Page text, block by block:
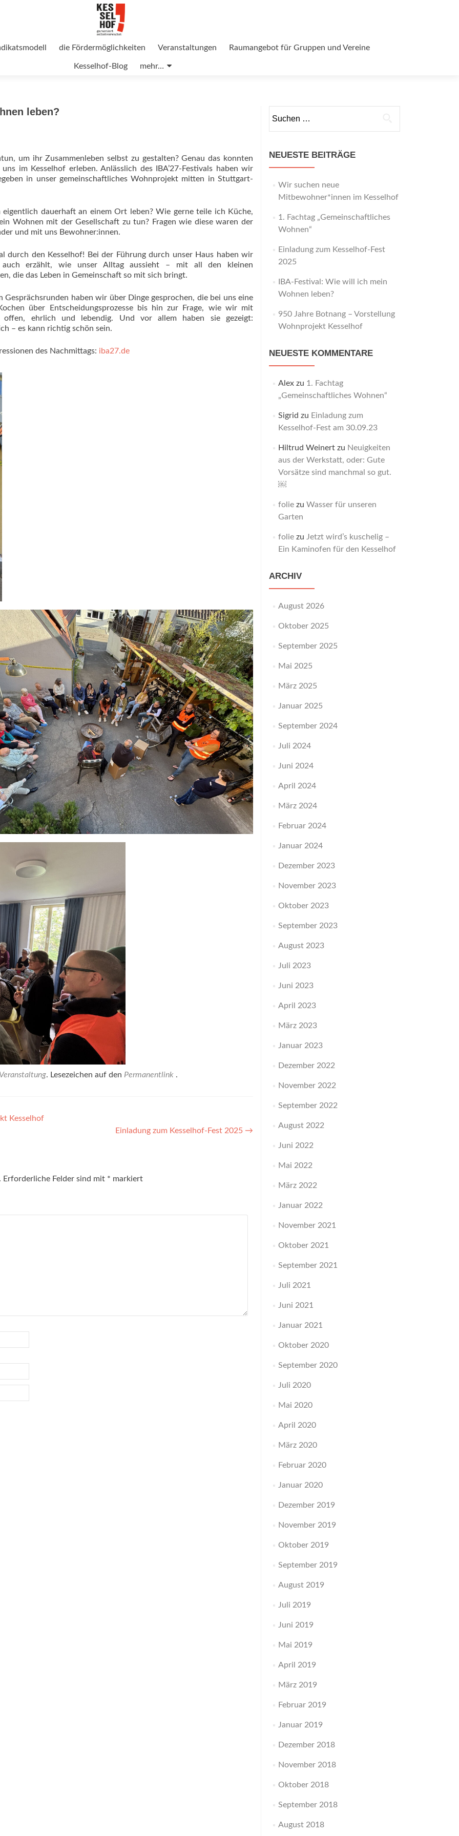
die Fördermöglichkeiten Veranstaltungen Raumangebot für Gruppen und Vereine
Kesselhof-Blog mehr…
leben?
um ihr Zusammenleben selbst zu gestalten? Genau das konnten
im Kesselhof erleben. Anlässlich des IBA’27-Festivals haben wir
in unser gemeinschaftliches Wohnprojekt mitten in Stuttgart-
eigentlich dauerhaft an einem Ort leben? Wie gerne teile ich Küche,
Wohnen mit der Gesellschaft zu tun? Fragen wie diese waren der
und mit uns Bewohner:innen.
durch den Kesselhof! Bei der Führung durch unser Haus haben wir
auch erzählt, wie unser Alltag aussieht – mit all den kleinen
die das Leben in Gemeinschaft so mit sich bringt.
Gesprächsrunden haben wir über Dinge gesprochen, die bei uns eine
über Entscheidungsprozesse bis hin zur Frage, wie wir mit
offen, ehrlich und lebendig. Und vor allem haben sie gezeigt:
– es kann richtig schön sein.
des Nachmittags: iba27.de
Veranstaltung. Lesezeichen auf den Permanentlink .
Kesselhof
Einladung zum Kesselhof-Fest 2025 →
Erforderliche Felder sind mit * markiert
nach:
NEUESTE BEITRÄGE
Wir suchen neue
Mitbewohner*innen im Kesselhof
1. Fachtag „Gemeinschaftliches
Wohnen“
Einladung zum Kesselhof-Fest
2025
IBA-Festival: Wie will ich mein
Wohnen leben?
950 Jahre Botnang – Vorstellung
Wohnprojekt Kesselhof
NEUESTE KOMMENTARE
Alexzu 1. Fachtag
„Gemeinschaftliches Wohnen“
Sigrid zu Einladung zum
Kesselhof-Fest am 30.09.23
Hiltrud Weinertzu Neuigkeiten
aus der Werkstatt, oder: Gute
Vorsätze sind manchmal so gut.
￼
foliezu Wasser für unseren
Garten
foliezu Jetzt wird’s kuschelig –
Ein Kaminofen für den Kesselhof
ARCHIV
August 2026
Oktober 2025
September 2025
Mai 2025
März 2025
Januar 2025
September 2024
Juli 2024
Juni 2024
April 2024
März 2024
Februar 2024
Januar 2024
Dezember 2023
November 2023
Oktober 2023
September 2023
August 2023
Juli 2023
Juni 2023
April 2023
März 2023
Januar 2023
Dezember 2022
November 2022
September 2022
August 2022
Juni 2022
Mai 2022
März 2022
Januar 2022
November 2021
Oktober 2021
September 2021
Juli 2021
Juni 2021
Januar 2021
Oktober 2020
September 2020
Juli 2020
Mai 2020
April 2020
März 2020
Februar 2020
Januar 2020
Dezember 2019
November 2019
Oktober 2019
September 2019
August 2019
Juli 2019
Juni 2019
Mai 2019
April 2019
März 2019
Februar 2019
Januar 2019
Dezember 2018
November 2018
Oktober 2018
September 2018
August 2018